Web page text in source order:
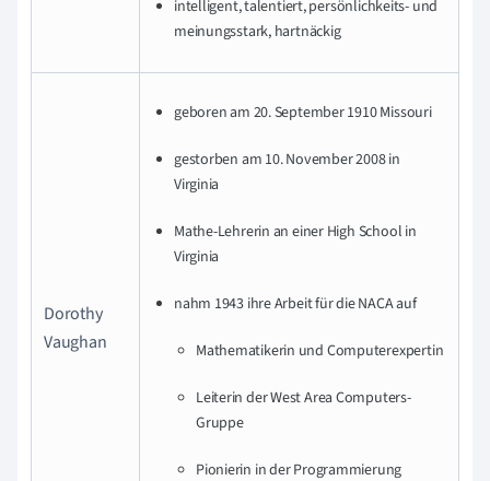
intelligent, talentiert, persönlichkeits- und
meinungsstark, hartnäckig
Dorothy
Vaughan
geboren am 20. September 1910 Missouri
gestorben am 10. November 2008 in
Virginia
Mathe-Lehrerin an einer High School in
Virginia
nahm 1943 ihre Arbeit für die NACA auf
Mathematikerin und Computerexpertin
Leiterin der West Area Computers-
Gruppe
Pionierin in der Programmierung